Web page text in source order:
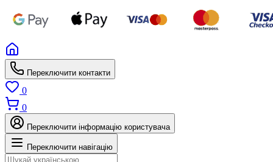
Переключити контакти
0
0
Переключити інформацію користувача
Переключити навігацію